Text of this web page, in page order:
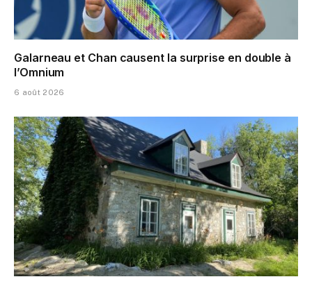
Galarneau et Chan causent la surprise en double à
l’Omnium
6 août 2026